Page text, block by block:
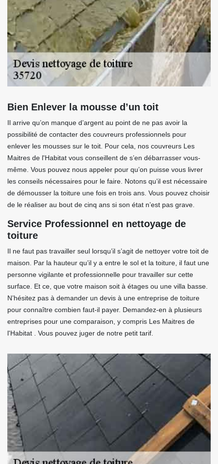
Bien Enlever la mousse d’un toit
Il arrive qu’on manque d’argent au point de ne pas avoir la
possibilité de contacter des couvreurs professionnels pour
enlever les mousses sur le toit. Pour cela, nos couvreurs Les
Maitres de l'Habitat vous conseillent de s’en débarrasser vous-
même. Vous pouvez nous appeler pour qu’on puisse vous livrer
les conseils nécessaires pour le faire. Notons qu’il est nécessaire
de démousser la toiture une fois en trois ans. Vous pouvez choisir
de le réaliser au bout de cinq ans si son état n’est pas grave.
Service Professionnel en nettoyage de
toiture
Il ne faut pas travailler seul lorsqu’il s’agit de nettoyer votre toit de
maison. Par la hauteur qu’il y a entre le sol et la toiture, il faut une
personne vigilante et professionnelle pour travailler sur cette
surface. Et ce, que votre maison soit à étages ou une villa basse.
N’hésitez pas à demander un devis à une entreprise de toiture
pour connaître combien faut-il payer. Demandez-en à plusieurs
entreprises pour une comparaison, y compris Les Maitres de
l'Habitat . Vous pouvez juger de notre petit tarif.